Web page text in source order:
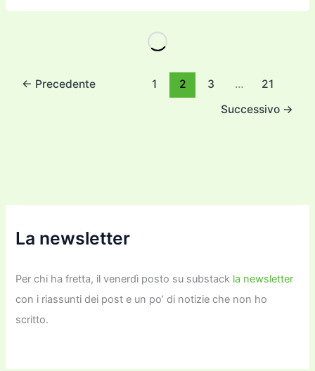
c
o
itt ai ai st
o
d
n
e p
k
k
n
n
di
← Precedente 1 2 3 …
21
Successivo →
La newsletter
Per chi ha fretta, il venerdì posto su substack la newsletter
con i riassunti dei post e un po’ di notizie che non ho
scritto.